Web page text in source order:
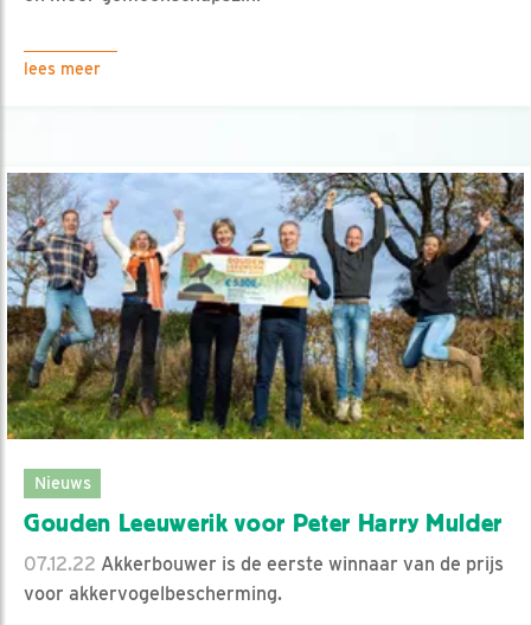
lees meer
Nieuws
Gouden Leeuwerik voor Peter Harry Mulder
07.12.22 Akkerbouwer is de eerste winnaar van de prijs
voor akkervogelbescherming.